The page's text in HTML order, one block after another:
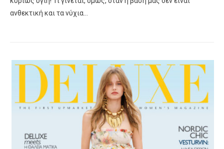
ανθεκτική και τα νύχια…